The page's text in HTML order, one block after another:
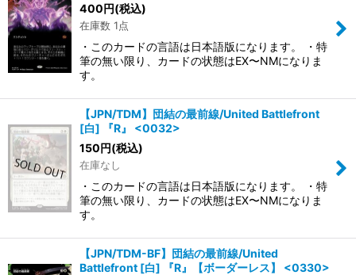
400円(税込)
在庫数 1点
・このカードの言語は日本語版になります。 ・特
筆の無い限り、カードの状態はEX〜NMになりま
す。
【JPN/TDM】団結の最前線/United Battlefront
[白] 『R』 <0032>
150円(税込)
在庫なし
・このカードの言語は日本語版になります。 ・特
筆の無い限り、カードの状態はEX〜NMになりま
す。
【JPN/TDM-BF】団結の最前線/United
Battlefront [白] 『R』【ボーダーレス】 <0330>